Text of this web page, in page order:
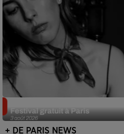
3 août 2026
Festival gratuit à Paris
+ DE PARIS NEWS